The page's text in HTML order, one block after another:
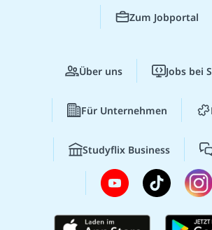
Zum Jobportal
Über uns Jobs bei
Für Unternehmen
Studyflix Business